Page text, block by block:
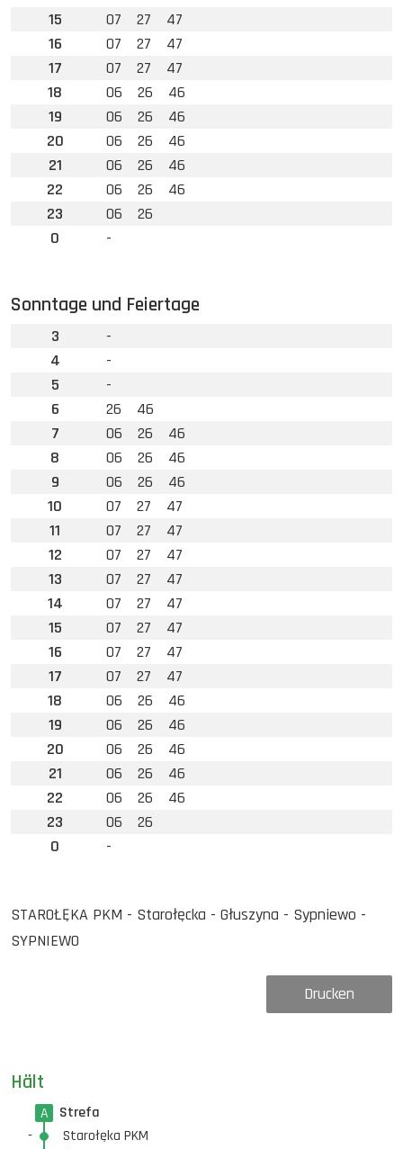
Hält
A
Strefa
-
Starołęka PKM
15
07 27
47
16
07 27
47
17
07 27
47
18
06 26
46
19
06 26
46
20
06 26
46
21
06 26
46
22
06 26
46
23
06
26
0
-
Sonntage und Feiertage
3
-
4
-
5
-
6
26
46
7
06 26
46
8
06 26
46
9
06 26
46
10
07 27
47
11
07 27
47
12
07 27
47
13
07 27
47
14
07 27
47
15
07 27
47
16
07 27
47
17
07 27
47
18
06 26
46
19
06 26
46
20
06 26
46
21
06 26
46
22
06 26
46
23
06
26
0
-
STAROŁĘKA PKM - Starołęcka - Głuszyna - Sypniewo -
SYPNIEWO
Drucken